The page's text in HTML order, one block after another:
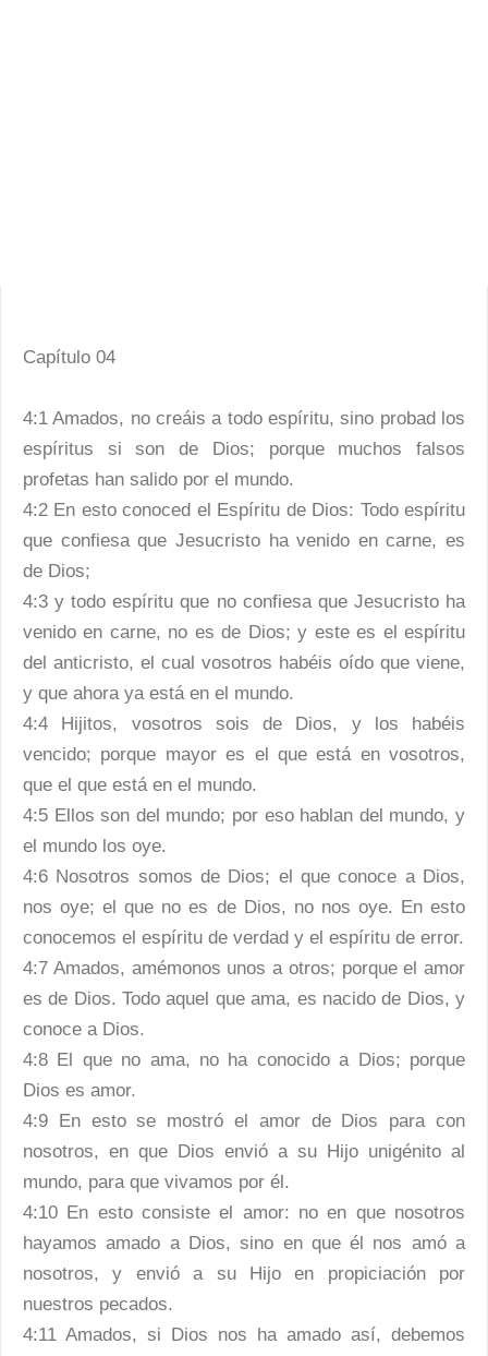
Capítulo 04
4:1 Amados, no creáis a todo espíritu, sino probad los
espíritus si son de Dios; porque muchos falsos
profetas han salido por el mundo.
4:2 En esto conoced el Espíritu de Dios: Todo espíritu
que confiesa que Jesucristo ha venido en carne, es
de Dios;
4:3 y todo espíritu que no confiesa que Jesucristo ha
venido en carne, no es de Dios; y este es el espíritu
del anticristo, el cual vosotros habéis oído que viene,
y que ahora ya está en el mundo.
4:4 Hijitos, vosotros sois de Dios, y los habéis
vencido; porque mayor es el que está en vosotros,
que el que está en el mundo.
4:5 Ellos son del mundo; por eso hablan del mundo, y
el mundo los oye.
4:6 Nosotros somos de Dios; el que conoce a Dios,
nos oye; el que no es de Dios, no nos oye. En esto
conocemos el espíritu de verdad y el espíritu de error.
4:7 Amados, amémonos unos a otros; porque el amor
es de Dios. Todo aquel que ama, es nacido de Dios, y
conoce a Dios.
4:8 El que no ama, no ha conocido a Dios; porque
Dios es amor.
4:9 En esto se mostró el amor de Dios para con
nosotros, en que Dios envió a su Hijo unigénito al
mundo, para que vivamos por él.
4:10 En esto consiste el amor: no en que nosotros
hayamos amado a Dios, sino en que él nos amó a
nosotros, y envió a su Hijo en propiciación por
nuestros pecados.
4:11 Amados, si Dios nos ha amado así, debemos